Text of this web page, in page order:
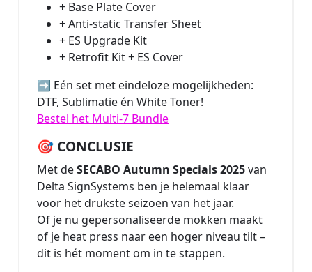
+ Base Plate Cover
+ Anti-static Transfer Sheet
+ ES Upgrade Kit
+ Retrofit Kit + ES Cover
➡️ Eén set met eindeloze mogelijkheden:
DTF, Sublimatie én White Toner!
Bestel het Multi-7 Bundle
🎯 CONCLUSIE
Met deSECABO Autumn Specials 2025van
Delta SignSystems ben je helemaal klaar
voor het drukste seizoen van het jaar.
Of je nu gepersonaliseerde mokken maakt
of je heat press naar een hoger niveau tilt –
dit is hét moment om in te stappen.